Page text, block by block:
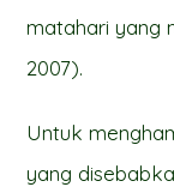
matahari yang
2007).
Untuk
yang